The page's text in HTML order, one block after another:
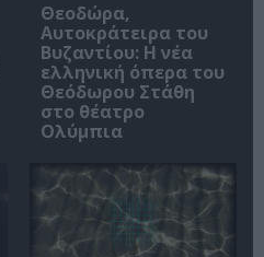
Θεοδώρα,
Αυτοκράτειρα του
Βυζαντίου: Η νέα
ελληνική όπερα του
Θεόδωρου Στάθη
στο θέατρο
Ολύμπια